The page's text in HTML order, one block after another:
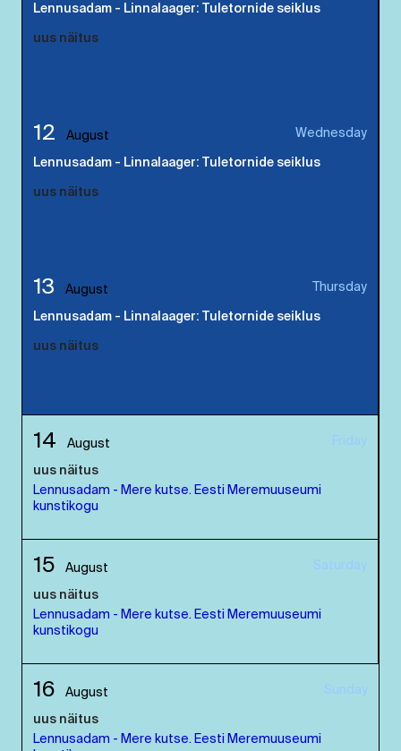
Lennusadam - Linnalaager: Tuletornide seiklus
uus näitus
12 August Wednesday
Lennusadam - Linnalaager: Tuletornide seiklus
uus näitus
13 August Thursday
Lennusadam - Linnalaager: Tuletornide seiklus
uus näitus
14 August Friday
uus näitus
Lennusadam - Mere kutse. Eesti Meremuuseumi
kunstikogu
15 August Saturday
uus näitus
Lennusadam - Mere kutse. Eesti Meremuuseumi
kunstikogu
16 August Sunday
uus näitus
Lennusadam - Mere kutse. Eesti Meremuuseumi